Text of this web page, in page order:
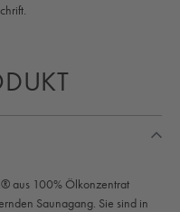
aus 100% Ölkonzentrat
Saunagang. Sie sind in